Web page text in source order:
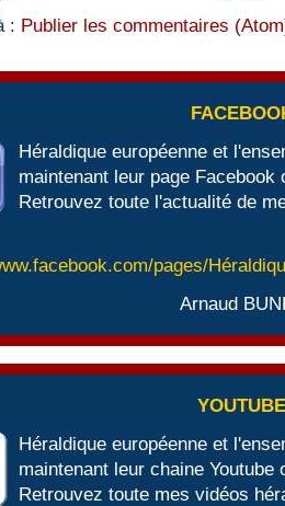
: Publier les commentaires
Héraldique européenne et
maintenant leur page Facebook
Retrouvez toute l'actualité de
pages/
Arnaud
Héraldique européenne et
maintenant leur chaine Youtube
Retrouvez toute mes vidéos